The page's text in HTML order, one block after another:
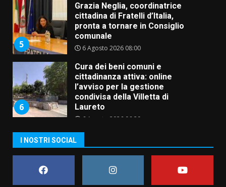
5
Grazia Neglia, coordinatrice
cittadina di Fratelli d’Italia,
pronta a tornare in Consiglio
comunale
6 Agosto 2026 08:00
6
Cura dei beni comuni e
cittadinanza attiva: online
l’avviso per la gestione
condivisa della Villetta di
Laureto
6 Agosto 2026 06:20
assoluta de “L’Albergo
Belvedere. Il rapimento”
6 Agosto 2026 06:15
I NOSTRI SOCIAL